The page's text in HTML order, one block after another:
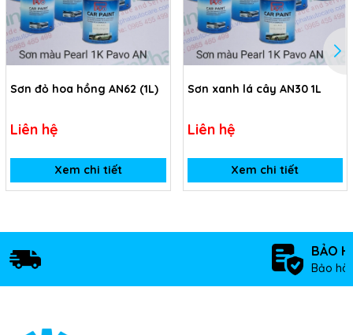
Sơn đỏ hoa hồng AN62 (1L)
Liên hệ
Xem chi tiết
Sơn xanh lá cây AN30 1L
Liên hệ
Xem chi tiết
BẢO
Bảo